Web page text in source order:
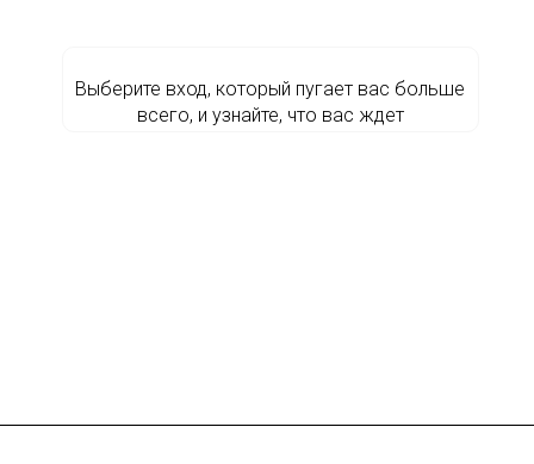
Выберите вход, который пугает вас больше
всего, и узнайте, что вас ждет